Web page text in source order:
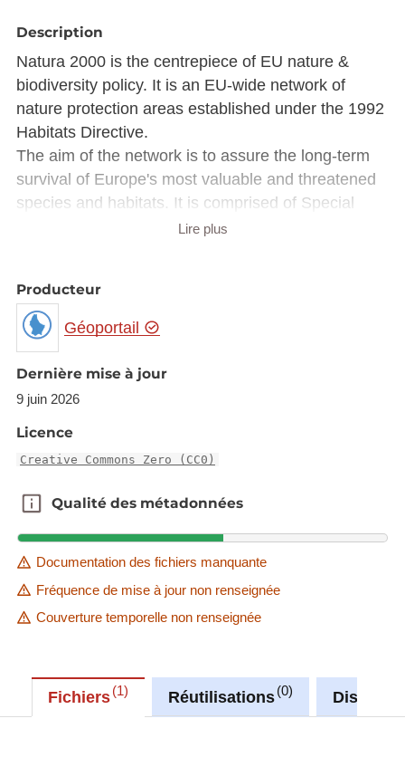
Description
Natura 2000 is the centrepiece of EU nature &
biodiversity policy. It is an EU-wide network of
nature protection areas established under the 1992
Habitats Directive.
The aim of the network is to assure the long-term
survival of Europe's most valuable and threatened
species and habitats. It is comprised of Special
Areas of Conservation (SAC) designated by
which they designate under the 1979 Birds
Directive.
https://rod.eionet.europa.eu/obligations/616
Description copied from
Lire plus
Producteur
Géoportail
Dernière mise à jour
9 juin 2026
Licence
Creative Commons Zero (CC0)
Qualité des métadonnées
Qualité des métadonnées
Documentation des fichiers manquante
Fréquence de mise à jour non renseignée
Couverture temporelle non renseignée
Fichiers 1 Réutilisations 0